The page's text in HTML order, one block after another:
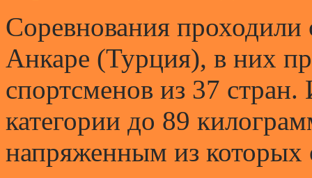
Соревнования проходили
Анкаре (Турция), в них
спортсменов из 37
категории до 89
напряженным из которых